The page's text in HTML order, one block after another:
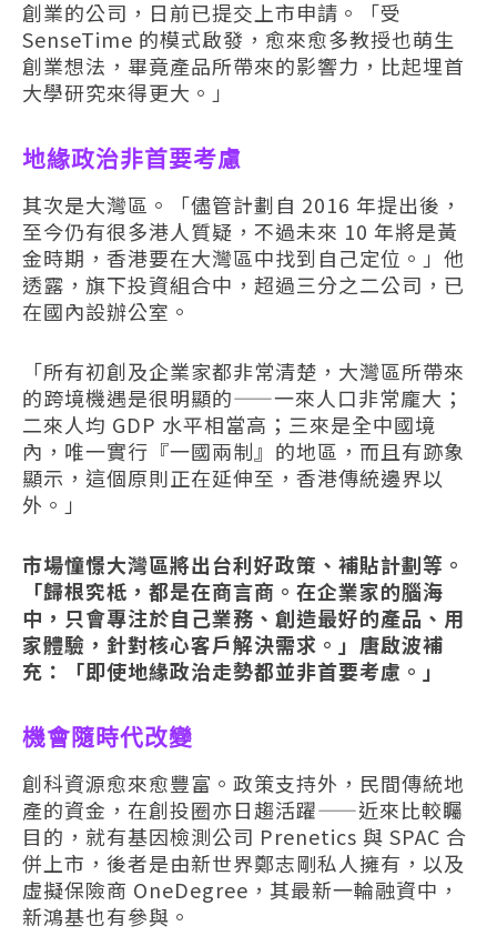
創業的公司，日前已提交上市申請。「受
SenseTime 的模式啟發，愈來愈多教授也萌生
創業想法，畢竟產品所帶來的影響力，比起埋首
大學研究來得更大。」
地緣政治非首要考慮
其次是大灣區。「儘管計劃自 2016 年提出後，
至今仍有很多港人質疑，不過未來 10 年將是黃
金時期，香港要在大灣區中找到自己定位。」他
透露，旗下投資組合中，超過三分之二公司，已
在國內設辦公室。
「所有初創及企業家都非常清楚，大灣區所帶來
的跨境機遇是很明顯的——一來人口非常龐大；
二來人均 GDP 水平相當高；三來是全中國境
內，唯一實行『一國兩制』的地區，而且有跡象
顯示，這個原則正在延伸至，香港傳統邊界以
外。」
市場憧憬大灣區將出台利好政策、補貼計劃等。
「歸根究柢，都是在商言商。在企業家的腦海
中，只會專注於自己業務、創造最好的產品、用
家體驗，針對核心客戶解決需求。」唐啟波補
充：「即使地緣政治走勢都並非首要考慮。」
機會隨時代改變
創科資源愈來愈豐富。政策支持外，民間傳統地
產的資金，在創投圈亦日趨活躍——近來比較矚
目的，就有基因檢測公司 Prenetics 與 SPAC 合
併上市，後者是由新世界鄭志剛私人擁有，以及
虛擬保險商 OneDegree，其最新一輪融資中，
新鴻基也有參與。